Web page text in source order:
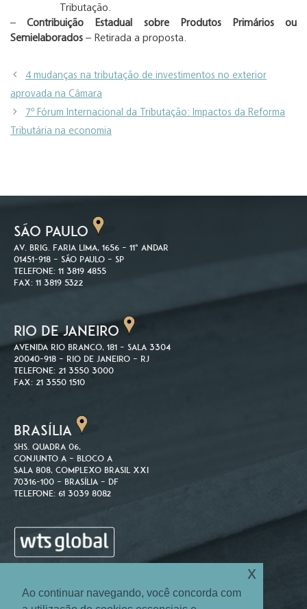
Tributação.
–Contribuição Estadual sobre Produtos Primários ou
Semielaborados – Retirada a proposta.
4 mudanças na tributação de investimentos no exterior
aprovada na Câmara
7º Fórum Internacional da Tributação: Impactos da Reforma
Tributária na economia
SÃO PAULO
Av. Brig. Faria Lima, 1656 – 11º andar
01451-918 – São Paulo – SP
Telefone: 11 3819 4855
Fax: 11 3819 5322
RIO DE JANEIRO
Avenida Rio Branco, 181 – Sala 3304
20040-918 – Rio de Janeiro – RJ
Telefone: 21 3550 3000
Fax: 21 3550 1510
BRASÍLIA
SHS. Quadra 06,
Conjunto A – Bloco A
Sala 808, Complexo Brasil XXI
70316-100 – Brasília – DF
Telefone: 61 3039 8082
Ao continuar navegando, você concorda com
x